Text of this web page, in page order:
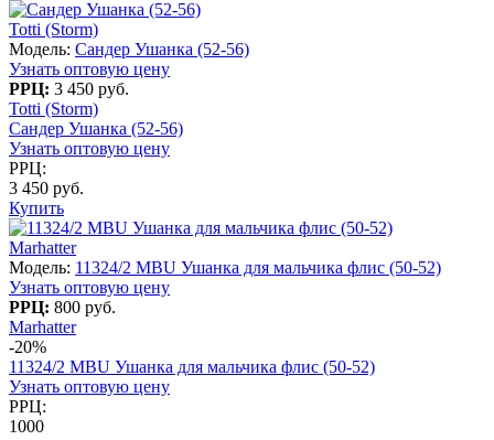
Totti (Storm)
Модель: Сандер Ушанка (52-56)
Узнать оптовую цену
РРЦ: 3 450 руб.
Totti (Storm)
Сандер Ушанка (52-56)
Узнать оптовую цену
РРЦ:
3 450 руб.
Купить
Marhatter
Модель: 11324/2 MBU Ушанка для мальчика флис (50-52)
Узнать оптовую цену
РРЦ: 800 руб.
Marhatter
-20%
11324/2 MBU Ушанка для мальчика флис (50-52)
Узнать оптовую цену
РРЦ:
1000